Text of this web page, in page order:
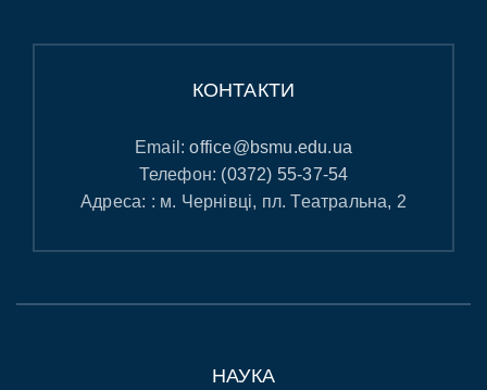
КОНТАКТИ
Email:office@bsmu.edu.ua
Телефон: (0372) 55-37-54
Адреса: : м. Чернівці, пл. Театральна, 2
НАУКА